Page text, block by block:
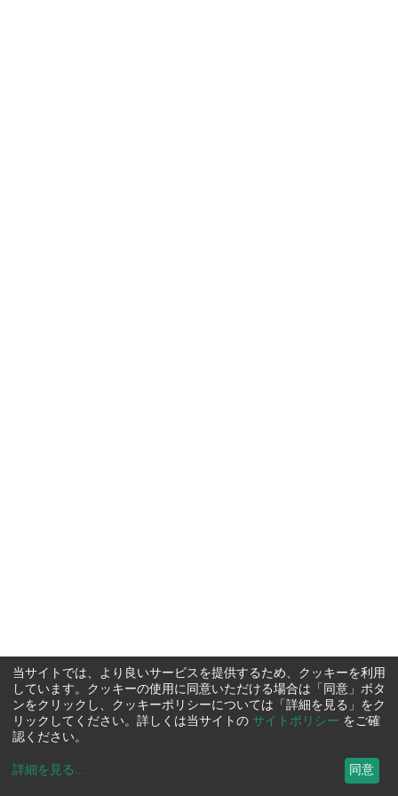
当サイトでは、より良いサービスを提供するため、クッキーを利用
しています。クッキーの使用に同意いただける場合は「同意」ボタ
ンをクリックし、クッキーポリシーについては「詳細を見る」をク
リックしてください。詳しくは当サイトの サイトポリシー をご確
認ください。
詳細を見る ... 同意